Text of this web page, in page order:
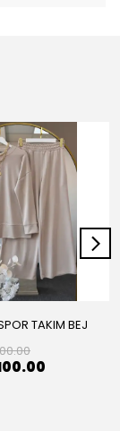
TAKIM BEJ